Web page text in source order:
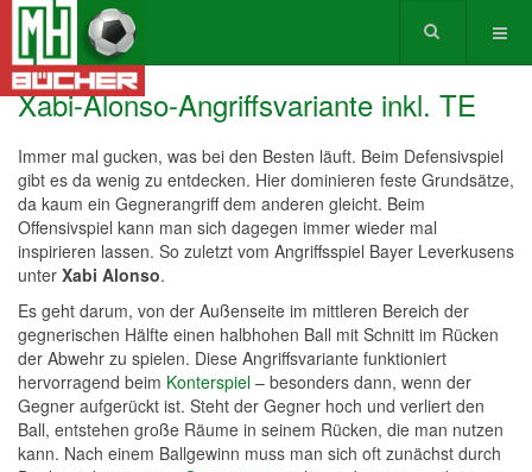
Xabi-Alonso-Angriffsvariante inkl. TE
Immer mal gucken, was bei den Besten läuft. Beim Defensivspiel
gibt es da wenig zu entdecken. Hier dominieren feste Grundsätze,
da kaum ein Gegnerangriff dem anderen gleicht. Beim
Offensivspiel kann man sich dagegen immer wieder mal
inspirieren lassen. So zuletzt vom Angriffsspiel Bayer Leverkusens
unter Xabi Alonso.
Es geht darum, von der Außenseite im mittleren Bereich der
gegnerischen Hälfte einen halbhohen Ball mit Schnitt im Rücken
der Abwehr zu spielen. Diese Angriffsvariante funktioniert
hervorragend beim Konterspiel – besonders dann, wenn der
Gegner aufgerückt ist. Steht der Gegner hoch und verliert den
Ball, entstehen große Räume in seinem Rücken, die man nutzen
kann. Nach einem Ballgewinn muss man sich oft zunächst durch